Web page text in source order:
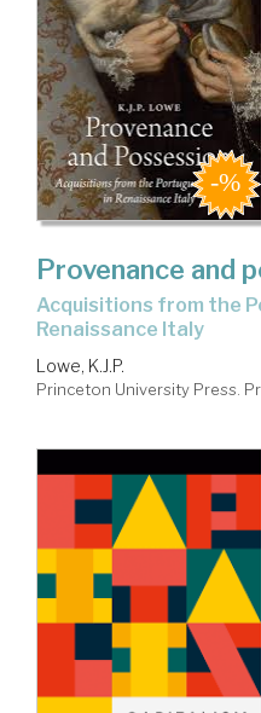
Provenance and
acquisitions from the Portuguese Empire in
Renaissance Italy
Lowe, K.J.P.
Princeton University Press.